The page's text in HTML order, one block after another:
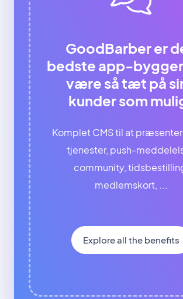
GoodBarber er
bedste app-
være så tæt på
kunder som
Komplet CMS til at
tjenester, push-
community,
medlemskort, ...
Explore all the benefits